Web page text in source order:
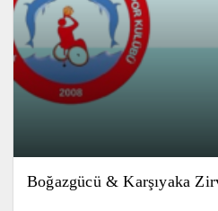
Boğazgücü & Karşıyaka